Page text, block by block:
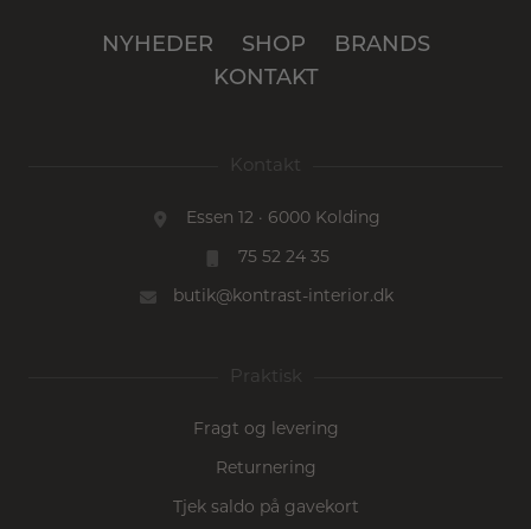
NYHEDER SHOP
BRANDS
KONTAKT
Kontakt
Essen 12 · 6000 Kolding
75 52 24 35
butik@kontrast-interior.dk
Praktisk
Fragt og levering
Returnering
Tjek saldo på gavekort